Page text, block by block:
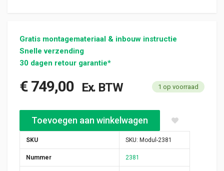
Gratis montagemateriaal & inbouw instructie
Snelle verzending
30 dagen retour garantie*
€749,00 Ex. BTW 1 op voorraad
Modul gebruikte bedrijfswagen inrichting (nr 2381) aantal
Toevoegen aan winkelwagen
SKU SKU: Modul-2381
Nummer 2381